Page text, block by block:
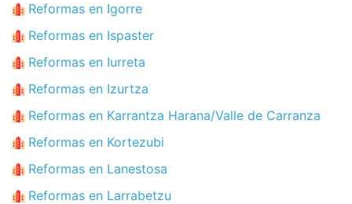
Reformas en Igorre
Reformas en Ispaster
Reformas en Iurreta
Reformas en Izurtza
Reformas en Karrantza Harana/Valle de Carranza
Reformas en Kortezubi
Reformas en Lanestosa
Reformas en Larrabetzu